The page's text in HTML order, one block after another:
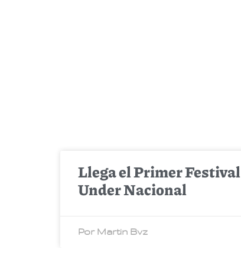
Llega el Primer Festival
Under Nacional
Por Martin Bvz